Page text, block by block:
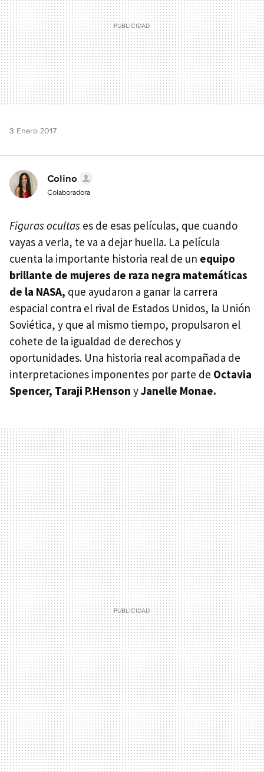
3 Enero 2017
Colino
Colaboradora
Figuras ocultas es de esas películas, que cuando
vayas a verla, te va a dejar huella. La película
cuenta la importante historia real de un equipo
brillante de mujeres de raza negra matemáticas
de la NASA, que ayudaron a ganar la carrera
espacial contra el rival de Estados Unidos, la Unión
Soviética, y que al mismo tiempo, propulsaron el
cohete de la igualdad de derechos y
oportunidades. Una historia real acompañada de
interpretaciones imponentes por parte de Octavia
Spencer, Taraji P.Henson yJanelle Monae.